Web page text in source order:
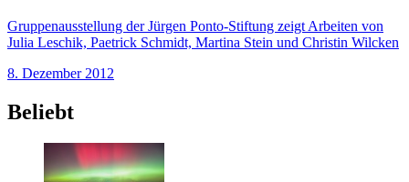
Gruppenausstellung der Jürgen Ponto-Stiftung zeigt Arbeiten von
Julia Leschik, Paetrick Schmidt, Martina Stein und Christin Wilcken
8. Dezember 2012
Beliebt